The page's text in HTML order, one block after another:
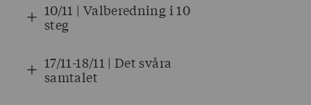
10/11 | Valberedning i 10
steg
17/11-18/11 | Det svåra
samtalet